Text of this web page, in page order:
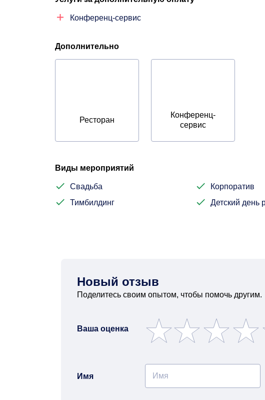
Конференц-сервис
Дополнительно
Ресторан
Конференц-
сервис
Виды мероприятий
Свадьба Корпоратив
Тимбилдинг
Детский день
Новый отзыв
Поделитесь своим опытом, чтобы помочь другим.
Ваша оценка
Имя